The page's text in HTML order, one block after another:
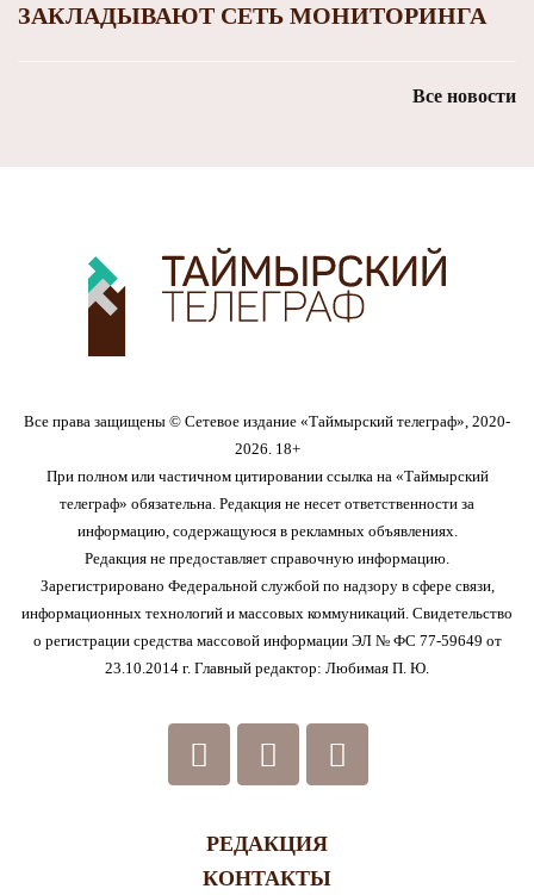
ЗАКЛАДЫВАЮТ СЕТЬ МОНИТОРИНГА
Все новости
Все права защищены © Сетевое издание «Таймырский телеграф», 2020-
2026. 18+
При полном или частичном цитировании ссылка на «Таймырский
телеграф» обязательна. Редакция не несет ответственности за
информацию, содержащуюся в рекламных объявлениях.
Редакция не предоставляет справочную информацию.
Зарегистрировано Федеральной службой по надзору в сфере связи,
информационных технологий и массовых коммуникаций. Свидетельство
о регистрации средства массовой информации ЭЛ № ФС 77-59649 от
23.10.2014 г. Главный редактор: Любимая П. Ю.
РЕДАКЦИЯ
КОНТАКТЫ